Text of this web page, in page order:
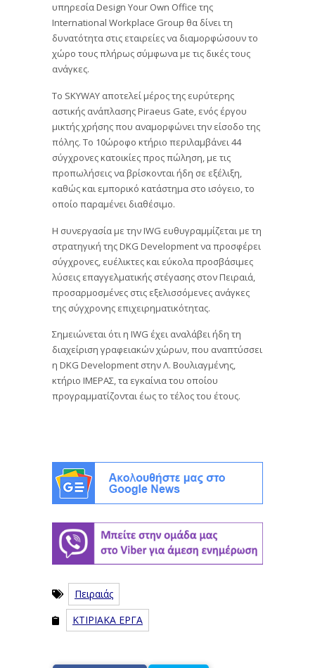
υπηρεσία Design Your Own Office της
International Workplace Group θα δίνει τη
δυνατότητα στις εταιρείες να διαμορφώσουν το
χώρο τους πλήρως σύμφωνα με τις δικές τους
ανάγκες.
Το SKYWAY αποτελεί μέρος της ευρύτερης
αστικής ανάπλασης Piraeus Gate, ενός έργου
μικτής χρήσης που αναμορφώνει την είσοδο της
πόλης. Το 10ώροφο κτήριο περιλαμβάνει 44
σύγχρονες κατοικίες προς πώληση, με τις
προπωλήσεις να βρίσκονται ήδη σε εξέλιξη,
καθώς και εμπορικό κατάστημα στο ισόγειο, το
οποίο παραμένει διαθέσιμο.
Η συνεργασία με την IWG ευθυγραμμίζεται με τη
στρατηγική της DKG Development να προσφέρει
σύγχρονες, ευέλικτες και εύκολα προσβάσιμες
λύσεις επαγγελματικής στέγασης στον Πειραιά,
προσαρμοσμένες στις εξελισσόμενες ανάγκες
της σύγχρονης επιχειρηματικότητας.
Σημειώνεται ότι η IWG έχει αναλάβει ήδη τη
διαχείριση γραφειακών χώρων, που αναπτύσσει
η DKG Development στην Λ. Βουλιαγμένης,
κτήριο ΙΜΕΡΑΣ, τα εγκαίνια του οποίου
προγραμματίζονται έως το τέλος του έτους.
Πειραιάς
ΚΤΙΡΙΑΚΑ ΕΡΓΑ